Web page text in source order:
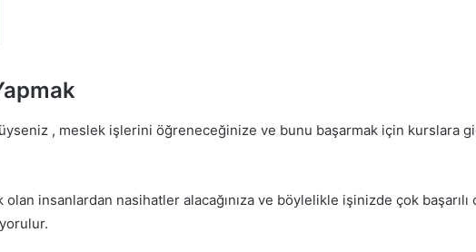
, meslek işlerini öğreneceğinize ve bunu başarmak için kurslara
insanlardan nasihatler alacağınıza ve böylelikle işinizde çok